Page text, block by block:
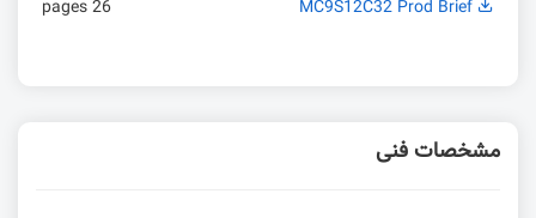
MC9S12C32 Prod Brief
26 pages
مشخصات فنی